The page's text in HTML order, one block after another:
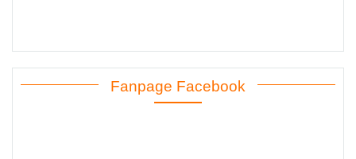
Fanpage Facebook